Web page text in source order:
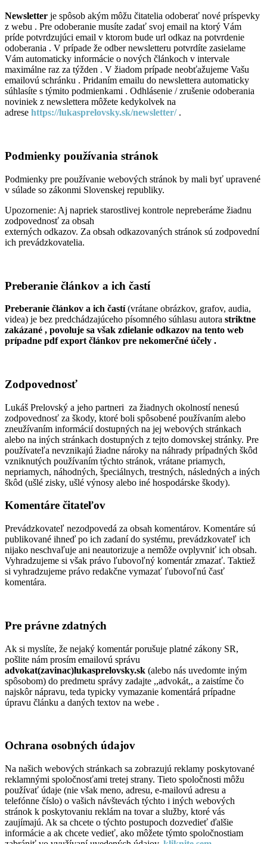
Newsletter je spôsob akým môžu čitatelia odoberať nové príspevky
z webu . Pre odoberanie musíte zadať svoj email na ktorý Vám
príde potvrdzujúci email v ktorom bude url odkaz na potvrdenie
odoberania . V prípade že odber newsletteru potvrdíte zasielame
Vám automaticky informácie o nových článkoch v intervale
maximálne raz za týžden . V žiadom prípade neobťažujeme Vašu
emailovú schránku . Pridaním emailu do newslettera automaticky
súhlasíte s týmito podmienkami . Odhlásenie / zrušenie odoberania
noviniek z newslettera môžete kedykolvek na
adrese https://lukasprelovsky.sk/newsletter/.
Podmienky používania stránok
Podmienky pre používanie webových stránok by mali byť upravené
v súlade so zákonmi Slovenskej republiky.
Upozornenie: Aj napriek starostlivej kontrole nepreberáme žiadnu
zodpovednosť za obsah
externých odkazov. Za obsah odkazovaných stránok sú zodpovední
ich prevádzkovatelia.
Preberanie článkov a ich častí
Preberanie článkov a ich častí(vrátane obrázkov, grafov, audia,
videa) je bez predchádzajúceho písomného súhlasu autora striktne
zakázané , povoluje sa však zdielanie odkazov na tento web
prípadne pdf export článkov pre nekomerčné účely .
Zodpovednosť
Lukáš Prelovský a jeho partneri za žiadnych okolností nenesú
zodpovednosť za škody, ktoré boli spôsobené používaním alebo
zneužívaním informácií dostupných na jej webových stránkach
alebo na iných stránkach dostupných z tejto domovskej stránky. Pre
používateľa nevznikajú žiadne nároky na náhrady prípadných škôd
vzniknutých používaním týchto stránok, vrátane priamych,
nepriamych, náhodných, špeciálnych, trestných, následných a iných
škôd (ušlé zisky, ušlé výnosy alebo iné hospodárske škody).
Komentáre čitateľov
Prevádzkovateľ nezodpovedá za obsah komentárov. Komentáre sú
publikované ihneď po ich zadaní do systému, prevádzkovateľ ich
nijako neschvaľuje ani neautorizuje a nemôže ovplyvniť ich obsah.
Vyhradzujeme si však právo ľubovoľný komentár zmazať. Taktiež
si vyhradzujeme právo redakčne vymazať ľubovoľnú časť
komentára.
Pre právne zdatných
Ak si myslíte, že nejaký komentár porušuje platné zákony SR,
pošlite nám prosím emailovú správu
advokat(zavinac)lukasprelovsky.sk (alebo nás uvedomte iným
spôsobom) do predmetu správy zadajte ,,advokát,, a zaistíme čo
najskôr nápravu, teda typicky vymazanie komentárá prípadne
úpravu článku a daných textov na webe .
Ochrana osobných údajov
Na našich webových stránkach sa zobrazujú reklamy poskytované
reklamnými spoločnosťami tretej strany. Tieto spoločnosti môžu
používať údaje (nie však meno, adresu, e-mailovú adresu a
telefónne číslo) o vašich návštevách týchto i iných webových
stránok k poskytovaniu reklám na tovar a služby, ktoré vás
zaujímajú. Ak sa chcete o týchto postupoch dozvedieť ďalšie
informácie a ak chcete vedieť, ako môžete týmto spoločnostiam